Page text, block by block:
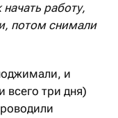
работу,
потом снимали
и
три дня)